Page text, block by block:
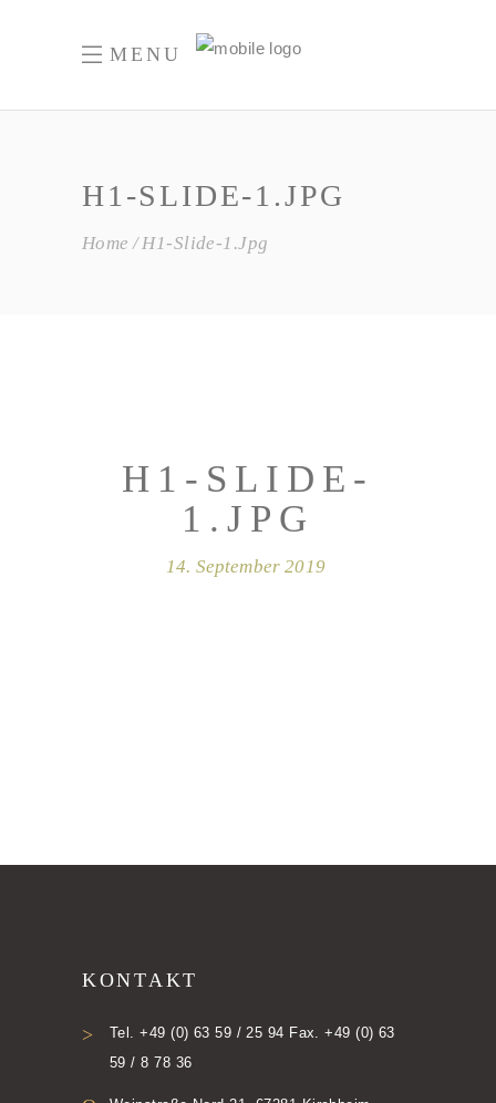
MENU
H1-SLIDE-1.JPG
Home H1-Slide-1.jpg
H1-SLIDE-
1.JPG
14. September 2019
KONTAKT
Tel. +49 (0) 63 59 / 25 94 Fax. +49 (0) 63
59 / 8 78 36